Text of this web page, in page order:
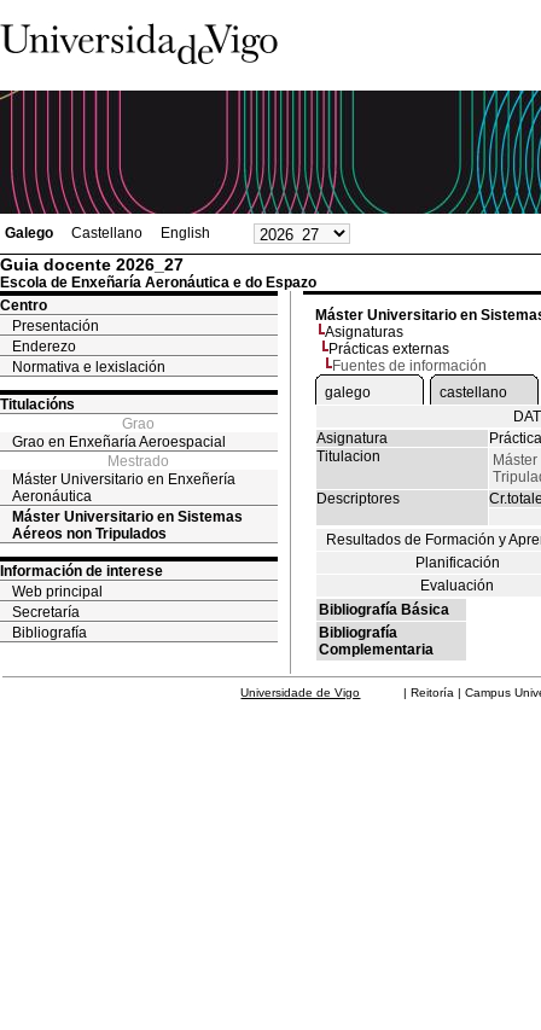
Galego Castellano English
Guia docente 2026_27
Escola de Enxeñaría Aeronáutica e do Espazo
Centro
Presentación
Enderezo
Normativa e lexislación
Titulacións
Grao
Grao en Enxeñaría Aeroespacial
Mestrado
Máster Universitario en Enxeñería
Aeronáutica
Máster Universitario en Sistemas
Aéreos non Tripulados
Información de interese
Web principal
Secretaría
Bibliografía
Máster Universitario en
Asignaturas
Prácticas externas
Fuentes de información
galego
castellano
Asignatura
Titulacion
Descriptores
Resultados de Formación y
Planificación
Evaluación
Bibliografía Básica
Bibliografía
Complementaria
Universidade de Vigo | Reitoría | Campus